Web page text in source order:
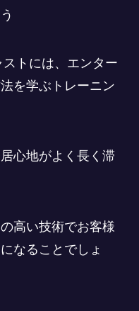
トには、エンター
を学ぶトレーニン
心地がよく長く滞
高い技術でお客様
なることでしょ